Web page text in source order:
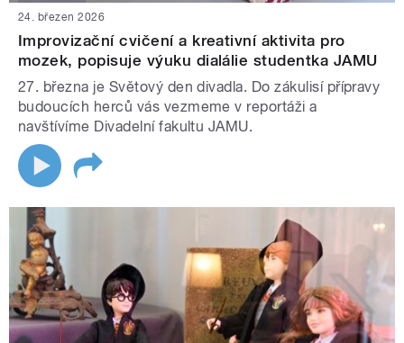
24. březen 2026
Improvizační cvičení a kreativní aktivita pro
mozek, popisuje výuku dialálie studentka JAMU
27. března je Světový den divadla. Do zákulisí přípravy
budoucích herců vás vezmeme v reportáži a
navštívíme Divadelní fakultu JAMU.